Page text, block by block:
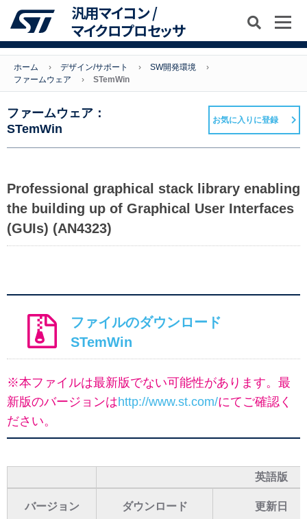
汎用マイコン /
マイクロプロセッサ
ホーム デザイン/サポート
SW開発環境
ファームウェア
STemWin
ファームウェア：
STemWin
お気に入りに登録
Professional graphical stack library enabling
the building up of Graphical User Interfaces
(GUIs) (AN4323)
ファイルのダウンロード
STemWin
※本ファイルは最新版でない可能性があります。最
新版のバージョンはhttp://www.st.com/にてご確認く
ださい。
英語版
バージョン ダウンロード 更新日